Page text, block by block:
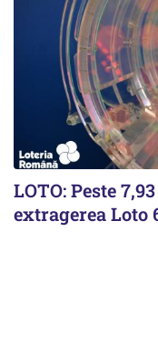
LOTO: Peste
extragerea Loto